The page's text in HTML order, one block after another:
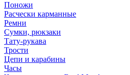
Поножи
Расчески карманные
Ремни
Сумки, рюкзаки
Тату-рукава
Трости
Цепи и карабины
Часы